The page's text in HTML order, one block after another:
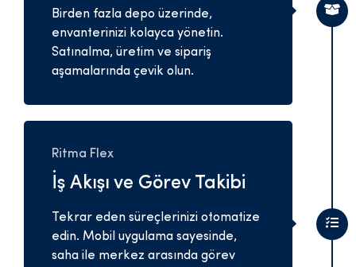
Birden fazla depo üzerinde,
envanterinizi kolayca yönetin.
Satınalma, üretim ve sipariş
aşamalarında çevik olun.
Ritma Flex
İş Akışı ve Görev Takibi
Tekrar eden süreçlerinizi otomatize
edin. Mobil uygulama sayesinde,
saha ile merkez arasında görev